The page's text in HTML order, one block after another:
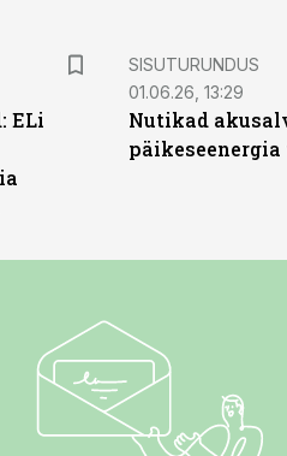
ELi
ST
SISUTURUNDUS
01.06.26, 13:29
Nutikad